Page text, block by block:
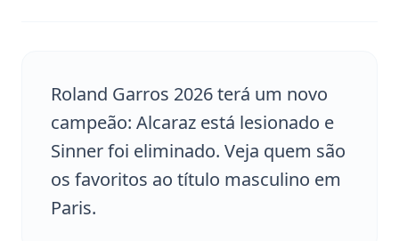
Roland Garros 2026 terá um novo
campeão: Alcaraz está lesionado e
Sinner foi eliminado. Veja quem são
os favoritos ao título masculino em
Paris.